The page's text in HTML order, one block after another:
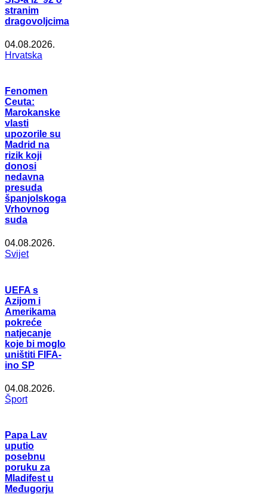
stranim
dragovoljcima
04.08.2026.
Hrvatska
Fenomen
Ceuta:
Marokanske
vlasti
upozorile su
Madrid na
rizik koji
donosi
nedavna
presuda
španjolskoga
Vrhovnog
suda
04.08.2026.
Svijet
UEFA s
Azijom i
Amerikama
pokreće
natjecanje
koje bi moglo
uništiti FIFA-
ino SP
04.08.2026.
Šport
Papa Lav
uputio
posebnu
poruku za
Mladifest u
Međugorju